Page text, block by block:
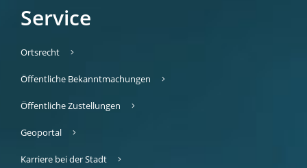
Service
Ortsrecht
Öffentliche Bekanntmachungen
Öffentliche Zustellungen
Geoportal
Karriere bei der Stadt